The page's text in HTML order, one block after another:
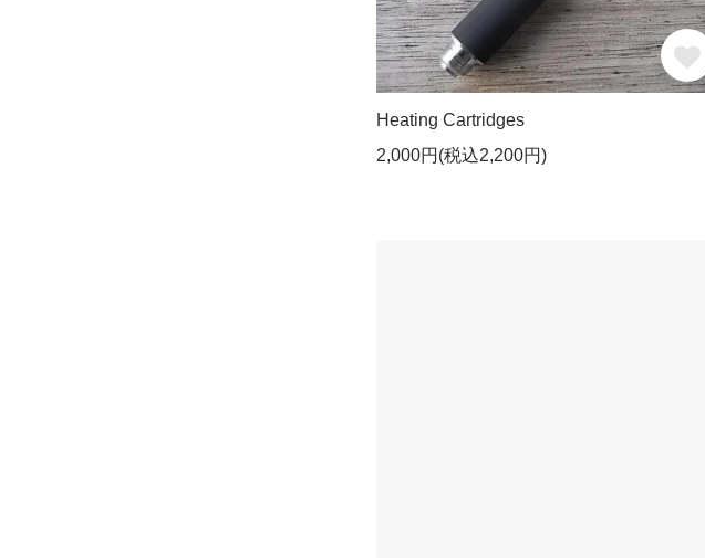
Heating Cartridges
2,000円(税込2,200円)